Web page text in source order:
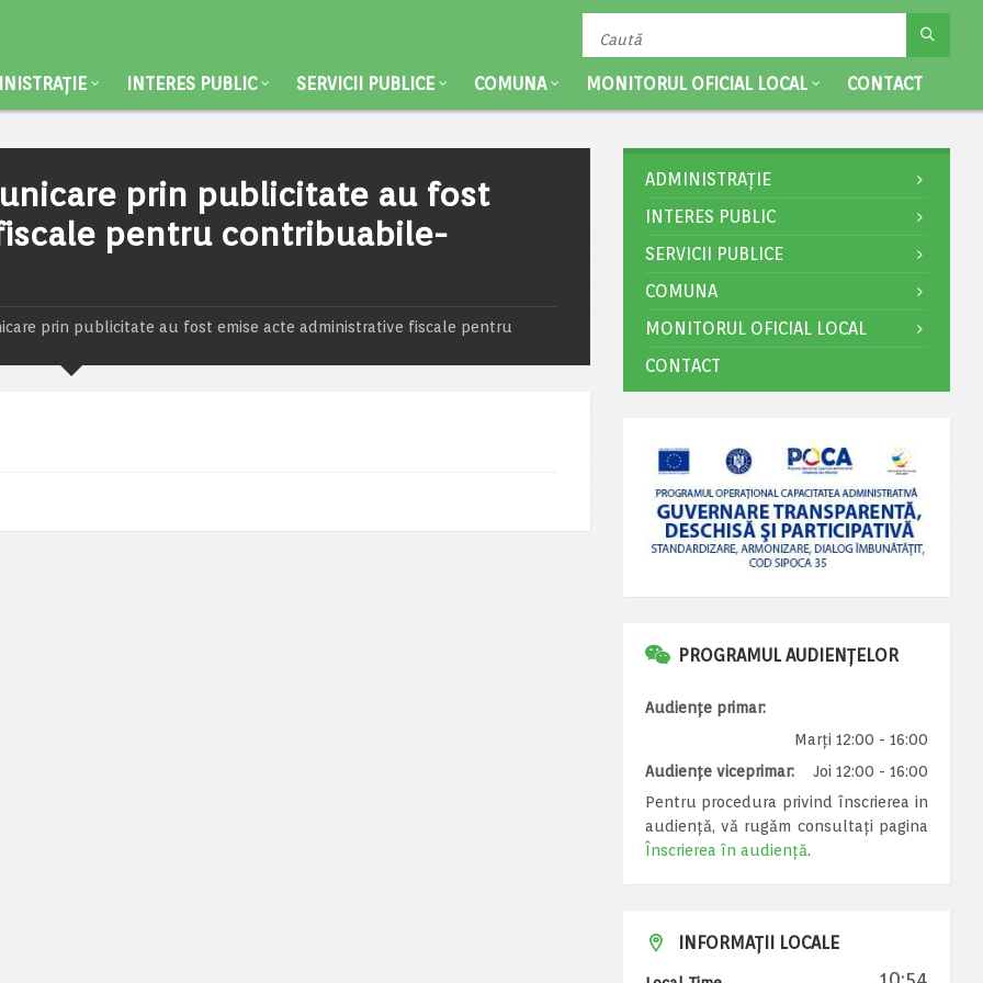
INTERES PUBLIC SERVICII PUBLICE COMUNA MONITORUL OFICIAL LOCAL CONTACT
prin publicitate au fost
pentru contribuabile-
prin publicitate au fost emise acte administrative fiscale pentru
ADMINISTRAȚIE
INTERES PUBLIC
SERVICII PUBLICE
COMUNA
MONITORUL OFICIAL LOCAL
CONTACT
PROGRAMUL AUDIENȚELOR
Audiențe primar:
Marți 12:00 - 16:00
Audiențe viceprimar:
Joi 12:00 - 16:00
Pentru procedura privind înscrierea in
audiență, vă rugăm consultați pagina
Înscrierea în audiență.
INFORMAȚII LOCALE